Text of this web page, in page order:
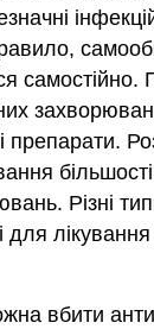
самостійно.
препарати.
Різні
лікування
вбити